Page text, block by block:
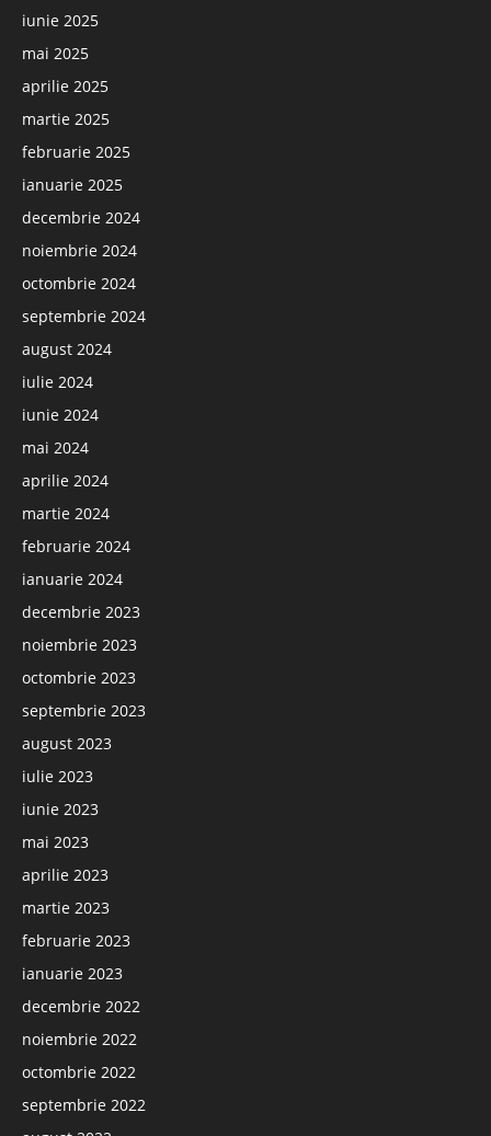
iunie 2025
mai 2025
aprilie 2025
martie 2025
februarie 2025
ianuarie 2025
decembrie 2024
noiembrie 2024
octombrie 2024
septembrie 2024
august 2024
iulie 2024
iunie 2024
mai 2024
aprilie 2024
martie 2024
februarie 2024
ianuarie 2024
decembrie 2023
noiembrie 2023
octombrie 2023
septembrie 2023
august 2023
iulie 2023
iunie 2023
mai 2023
aprilie 2023
martie 2023
februarie 2023
ianuarie 2023
decembrie 2022
noiembrie 2022
octombrie 2022
septembrie 2022